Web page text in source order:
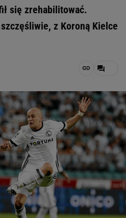
się zrehabilitować.
z Koroną Kielce